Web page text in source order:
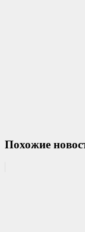
Похожие